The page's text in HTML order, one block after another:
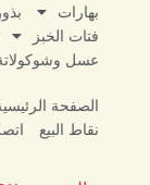
بهارات
فتات الخبز
عسل وشوكولاتة
الصفحة
نقاط البيع